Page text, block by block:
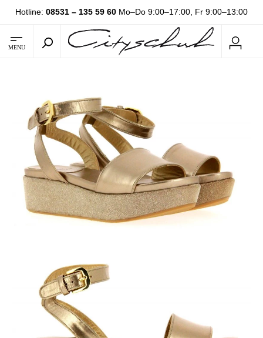
Hotline: 08531 – 135 59 60 Mo–Do 9:00–17:00, Fr 9:00–13:00
MENU